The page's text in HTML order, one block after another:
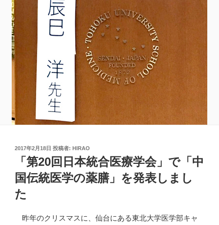
投
2017年2月18日 投稿者: HIRAO
「第20回日本統合医療学会」で「中
国伝統医学の薬膳」を発表しまし
た
昨年のクリスマスに、仙台にある東北大学医学部キャ